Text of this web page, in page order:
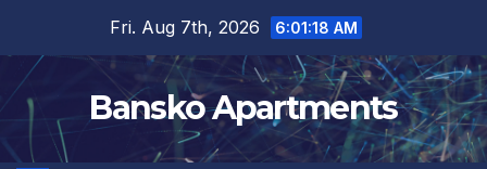
content
Fri. Aug 7th, 2026 6:01:19 AM
Bansko Apartments